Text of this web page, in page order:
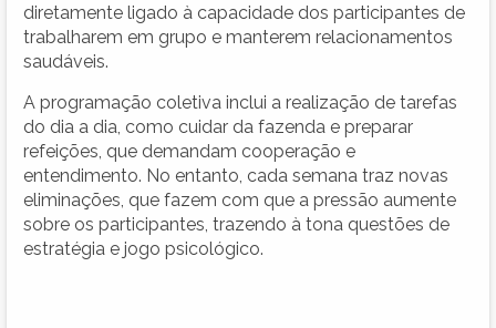
diretamente ligado à capacidade dos participantes de
trabalharem em grupo e manterem relacionamentos
saudáveis.
A programação coletiva inclui a realização de tarefas
do dia a dia, como cuidar da fazenda e preparar
refeições, que demandam cooperação e
entendimento. No entanto, cada semana traz novas
eliminações, que fazem com que a pressão aumente
sobre os participantes, trazendo à tona questões de
estratégia e jogo psicológico.